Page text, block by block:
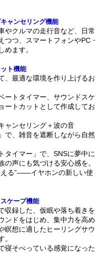
ャンセリング機能
やクルマの走行音など、日常
つつ、スマートフォンやPC・
めます。
ト機能
、最適な環境を作り上げるお
ートタイマー、サウンドスケ
ートカットとして作成してお
ャンセリング＋波の音
で、雑音を遮断しながら自然
タイマー」で、SNSに夢中に
声にも気づける安心感を。
える”――イヤホンの新しい使
ケープ機能
収録した、仮眠や落ち着きを
ンドをはじめ、集中力を高め
瞑想に適したヒーリングサウ
。
寝そべっている感覚になった